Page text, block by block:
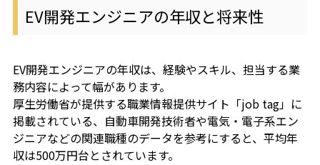
EV開発エンジニアの年収と将来性
EV開発エンジニアの年収は、経験やスキル、担当する業
務内容によって幅があります。
厚生労働省が提供する職業情報提供サイト「job tag」に
掲載されている、自動車開発技術者や電気・電子系エン
ジニアなどの関連職種のデータを参考にすると、平均年
収は500万円台とされています。